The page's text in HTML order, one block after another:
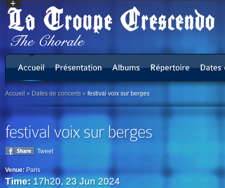
Accueil » Dates de concerts »festival voix sur berges
Tweet
Venue:Paris
Time:17h20, 23 Jun 2024
+